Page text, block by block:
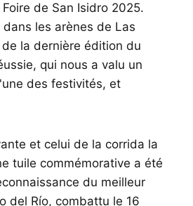
de San Isidro 2025.
les arènes de Las
la dernière édition du
qui nous a valu un
des festivités, et
et celui de la corrida la
tuile commémorative a été
du meilleur
del Río, combattu le 16